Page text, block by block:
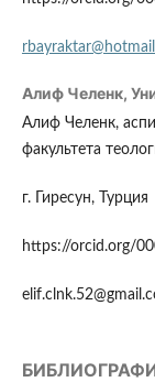
Алиф Челeнк,
Алиф Челeнк,
факультета
г. Гиресун, Турция
https://orcid.org/